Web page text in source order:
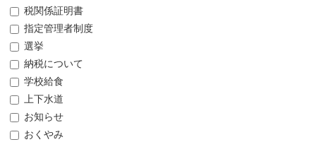
税関係証明書
指定管理者制度
選挙
納税について
学校給食
上下水道
お知らせ
おくやみ